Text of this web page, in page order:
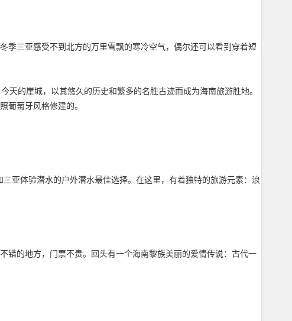
季三亚感受不到北方的万里雪飘的寒冷空气，偶尔还可以看到穿着短
的崖城，以其悠久的历史和繁多的名胜古迹而成为海南旅游胜地。
葡萄牙风格修建的。
亚体验潜水的户外潜水最佳选择。在这里，有着独特的旅游元素：浪
错的地方，门票不贵。回头有一个海南黎族美丽的爱情传说：古代一